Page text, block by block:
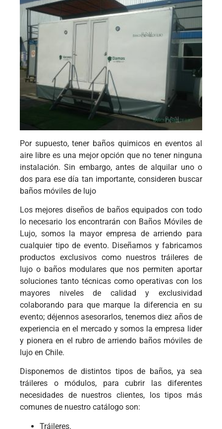
Por supuesto, tener baños quimicos en eventos al
aire libre es una mejor opción que no tener ninguna
instalación. Sin embargo, antes de alquilar uno o
dos para ese día tan importante, consideren buscar
baños móviles de lujo
Los mejores diseños de baños equipados con todo
lo necesario los encontrarán con Baños Móviles de
Lujo, somos la mayor empresa de arriendo para
cualquier tipo de evento. Diseñamos y fabricamos
productos exclusivos como nuestros tráileres de
lujo o baños modulares que nos permiten aportar
soluciones tanto técnicas como operativas con los
mayores niveles de calidad y exclusividad
colaborando para que marque la diferencia en su
evento; déjennos asesorarlos, tenemos diez años de
experiencia en el mercado y somos la empresa lider
y pionera en el rubro de arriendo baños móviles de
lujo en Chile.
Disponemos de distintos tipos de baños, ya sea
tráileres o módulos, para cubrir las diferentes
necesidades de nuestros clientes, los tipos más
comunes de nuestro catálogo son:
Tráileres.